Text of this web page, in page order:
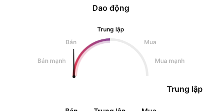
Dao động
Trung lập
Bán
Mua
Bán mạnh Mua mạnh
Trung lập